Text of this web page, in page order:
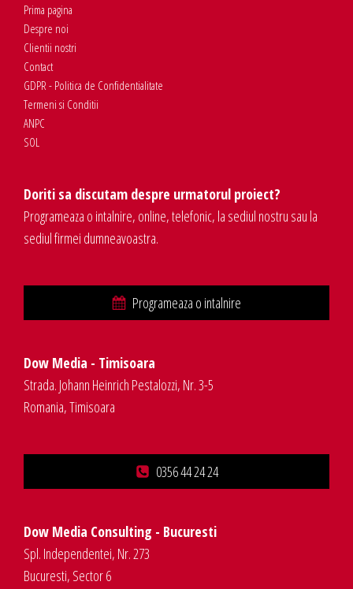
Prima pagina
Despre noi
Clientii nostri
Contact
GDPR - Politica de Confidentialitate
Termeni si Conditii
ANPC
SOL
Doriti sa discutam despre urmatorul proiect?
Programeaza o intalnire, online, telefonic, la sediul nostru sau la
sediul firmei dumneavoastra.
Programeaza o intalnire
Dow Media - Timisoara
Strada. Johann Heinrich Pestalozzi, Nr. 3-5
Romania, Timisoara
0356 44 24 24
Dow Media Consulting - Bucuresti
Spl. Independentei, Nr. 273
Bucuresti, Sector 6